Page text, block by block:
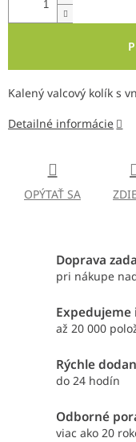
Kalený valcový kolík s
Detailné informácie
OPÝTAŤ SA
Doprava
pri nákupe
Expedujeme
až 20 000
Rýchle
do 24 hodín
Odborné
viac ako 20